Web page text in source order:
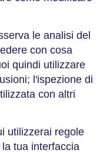
le analisi del
con cosa
quindi utilizzare
l'ispezione di
con altri
utilizzerai regole
tua interfaccia